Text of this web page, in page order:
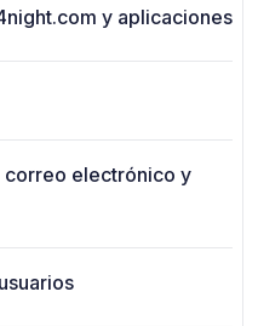
y aplicaciones
correo electrónico y